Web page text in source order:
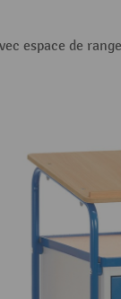
espace de